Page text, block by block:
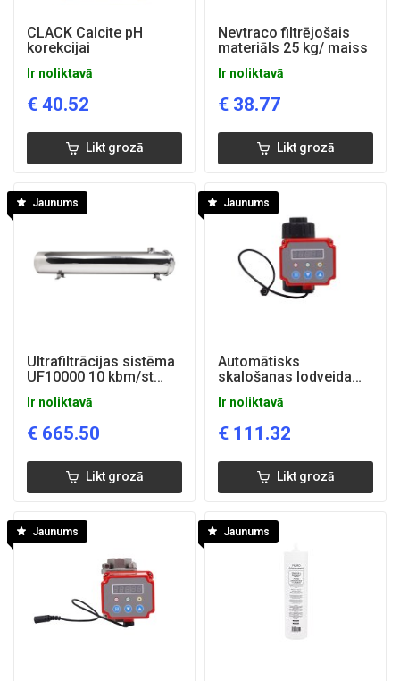
CLACK Calcite pH
korekcijai
Ir noliktavā
€ 40.52
Likt grozā
Nevtraco filtrējošais
materiāls 25 kg/ maiss
Ir noliktavā
€ 38.77
Likt grozā
Jaunums
Ultrafiltrācijas sistēma
UF10000 10 kbm/st
Ir noliktavā
€ 665.50
Likt grozā
Jaunums
Automātisks
skalošanas lodveida
Ir noliktavā
€ 111.32
Likt grozā
Jaunums Jaunums